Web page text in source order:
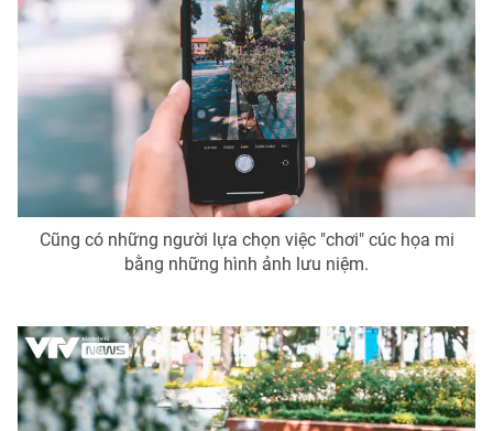
Cũng có những người lựa chọn việc "chơi" cúc họa mi
bằng những hình ảnh lưu niệm.